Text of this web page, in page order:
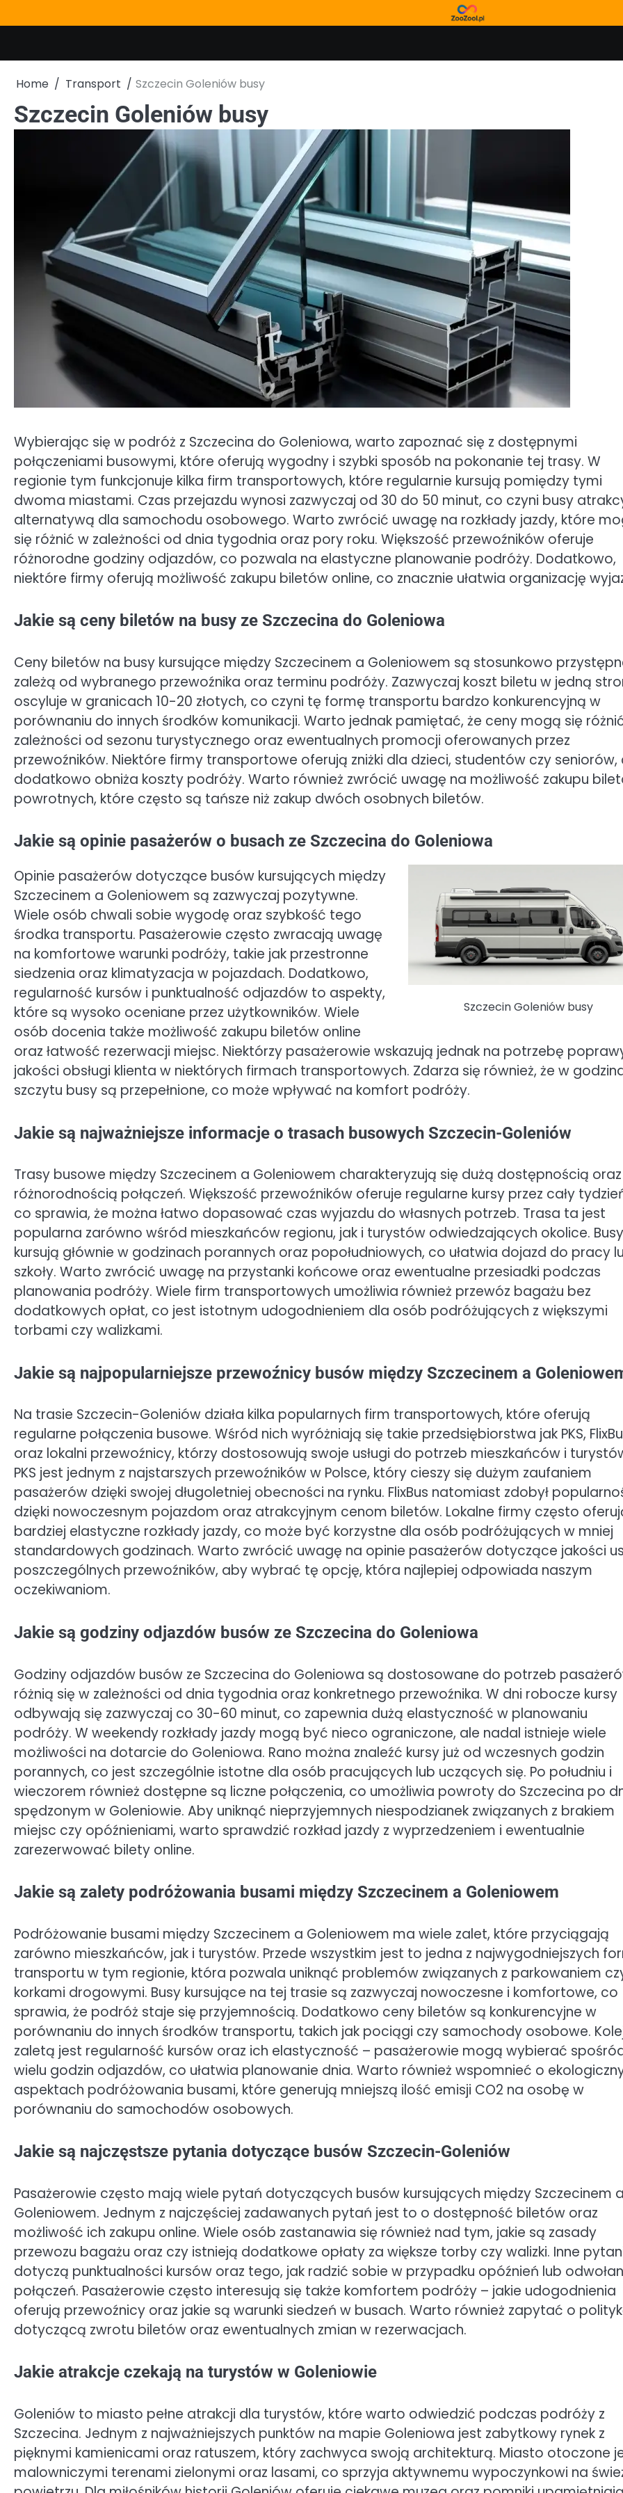
to
Home Transport Szczecin Goleniów busy
Szczecin Goleniów busy
Wybierając się w podróż z Szczecina do Goleniowa, warto zapoznać się z dostępnymi
połączeniami busowymi, które oferują wygodny i szybki sposób na pokonanie tej trasy. W
regionie tym funkcjonuje kilka firm transportowych, które regularnie kursują pomiędzy tymi
dwoma miastami. Czas przejazdu wynosi zazwyczaj od 30 do 50 minut, co czyni busy
alternatywą dla samochodu osobowego. Warto zwrócić uwagę na rozkłady jazdy, które
się różnić w zależności od dnia tygodnia oraz pory roku. Większość przewoźników oferuje
różnorodne godziny odjazdów, co pozwala na elastyczne planowanie podróży. Dodatkowo,
niektóre firmy oferują możliwość zakupu biletów online, co znacznie ułatwia organizację
Jakie są ceny biletów na busy ze Szczecina do Goleniowa
Ceny biletów na busy kursujące między Szczecinem a Goleniowem są stosunkowo
zależą od wybranego przewoźnika oraz terminu podróży. Zazwyczaj koszt biletu w jedną
oscyluje w granicach 10-20 złotych, co czyni tę formę transportu bardzo konkurencyjną w
porównaniu do innych środków komunikacji. Warto jednak pamiętać, że ceny mogą się
zależności od sezonu turystycznego oraz ewentualnych promocji oferowanych przez
przewoźników. Niektóre firmy transportowe oferują zniżki dla dzieci, studentów czy seniorów,
dodatkowo obniża koszty podróży. Warto również zwrócić uwagę na możliwość zakupu
powrotnych, które często są tańsze niż zakup dwóch osobnych biletów.
Jakie są opinie pasażerów o busach ze Szczecina do Goleniowa
Szczecin Goleniów busy
Opinie pasażerów dotyczące busów kursujących między
Szczecinem a Goleniowem są zazwyczaj pozytywne.
Wiele osób chwali sobie wygodę oraz szybkość tego
środka transportu. Pasażerowie często zwracają uwagę
na komfortowe warunki podróży, takie jak przestronne
siedzenia oraz klimatyzacja w pojazdach. Dodatkowo,
regularność kursów i punktualność odjazdów to aspekty,
które są wysoko oceniane przez użytkowników. Wiele
osób docenia także możliwość zakupu biletów online
oraz łatwość rezerwacji miejsc. Niektórzy pasażerowie wskazują jednak na potrzebę
jakości obsługi klienta w niektórych firmach transportowych. Zdarza się również, że w
szczytu busy są przepełnione, co może wpływać na komfort podróży.
Jakie są najważniejsze informacje o trasach busowych Szczecin-Goleniów
Trasy busowe między Szczecinem a Goleniowem charakteryzują się dużą dostępnością oraz
różnorodnością połączeń. Większość przewoźników oferuje regularne kursy przez cały
co sprawia, że można łatwo dopasować czas wyjazdu do własnych potrzeb. Trasa ta jest
popularna zarówno wśród mieszkańców regionu, jak i turystów odwiedzających okolice. Busy
kursują głównie w godzinach porannych oraz popołudniowych, co ułatwia dojazd do pracy
szkoły. Warto zwrócić uwagę na przystanki końcowe oraz ewentualne przesiadki podczas
planowania podróży. Wiele firm transportowych umożliwia również przewóz bagażu bez
dodatkowych opłat, co jest istotnym udogodnieniem dla osób podróżujących z większymi
torbami czy walizkami.
Jakie są najpopularniejsze przewoźnicy busów między Szczecinem a
Na trasie Szczecin-Goleniów działa kilka popularnych firm transportowych, które oferują
regularne połączenia busowe. Wśród nich wyróżniają się takie przedsiębiorstwa jak PKS,
oraz lokalni przewoźnicy, którzy dostosowują swoje usługi do potrzeb mieszkańców i
PKS jest jednym z najstarszych przewoźników w Polsce, który cieszy się dużym zaufaniem
pasażerów dzięki swojej długoletniej obecności na rynku. FlixBus natomiast zdobył
dzięki nowoczesnym pojazdom oraz atrakcyjnym cenom biletów. Lokalne firmy często
bardziej elastyczne rozkłady jazdy, co może być korzystne dla osób podróżujących w mniej
standardowych godzinach. Warto zwrócić uwagę na opinie pasażerów dotyczące jakości
poszczególnych przewoźników, aby wybrać tę opcję, która najlepiej odpowiada naszym
oczekiwaniom.
Jakie są godziny odjazdów busów ze Szczecina do Goleniowa
Godziny odjazdów busów ze Szczecina do Goleniowa są dostosowane do potrzeb
różnią się w zależności od dnia tygodnia oraz konkretnego przewoźnika. W dni robocze kursy
odbywają się zazwyczaj co 30-60 minut, co zapewnia dużą elastyczność w planowaniu
podróży. W weekendy rozkłady jazdy mogą być nieco ograniczone, ale nadal istnieje wiele
możliwości na dotarcie do Goleniowa. Rano można znaleźć kursy już od wczesnych godzin
porannych, co jest szczególnie istotne dla osób pracujących lub uczących się. Po południu i
wieczorem również dostępne są liczne połączenia, co umożliwia powroty do Szczecina po
spędzonym w Goleniowie. Aby uniknąć nieprzyjemnych niespodzianek związanych z brakiem
miejsc czy opóźnieniami, warto sprawdzić rozkład jazdy z wyprzedzeniem i ewentualnie
zarezerwować bilety online.
Jakie są zalety podróżowania busami między Szczecinem a Goleniowem
Podróżowanie busami między Szczecinem a Goleniowem ma wiele zalet, które przyciągają
zarówno mieszkańców, jak i turystów. Przede wszystkim jest to jedna z najwygodniejszych
transportu w tym regionie, która pozwala uniknąć problemów związanych z parkowaniem
korkami drogowymi. Busy kursujące na tej trasie są zazwyczaj nowoczesne i komfortowe, co
sprawia, że podróż staje się przyjemnością. Dodatkowo ceny biletów są konkurencyjne w
porównaniu do innych środków transportu, takich jak pociągi czy samochody osobowe.
zaletą jest regularność kursów oraz ich elastyczność – pasażerowie mogą wybierać
wielu godzin odjazdów, co ułatwia planowanie dnia. Warto również wspomnieć o
aspektach podróżowania busami, które generują mniejszą ilość emisji CO2 na osobę w
porównaniu do samochodów osobowych.
Jakie są najczęstsze pytania dotyczące busów Szczecin-Goleniów
Pasażerowie często mają wiele pytań dotyczących busów kursujących między Szczecinem a
Goleniowem. Jednym z najczęściej zadawanych pytań jest to o dostępność biletów oraz
możliwość ich zakupu online. Wiele osób zastanawia się również nad tym, jakie są zasady
przewozu bagażu oraz czy istnieją dodatkowe opłaty za większe torby czy walizki. Inne
dotyczą punktualności kursów oraz tego, jak radzić sobie w przypadku opóźnień lub
połączeń. Pasażerowie często interesują się także komfortem podróży – jakie udogodnienia
oferują przewoźnicy oraz jakie są warunki siedzeń w busach. Warto również zapytać o
dotyczącą zwrotu biletów oraz ewentualnych zmian w rezerwacjach.
Jakie atrakcje czekają na turystów w Goleniowie
Goleniów to miasto pełne atrakcji dla turystów, które warto odwiedzić podczas podróży z
Szczecina. Jednym z najważniejszych punktów na mapie Goleniowa jest zabytkowy rynek z
pięknymi kamienicami oraz ratuszem, który zachwyca swoją architekturą. Miasto otoczone
malowniczymi terenami zielonymi oraz lasami, co sprzyja aktywnemu wypoczynkowi na